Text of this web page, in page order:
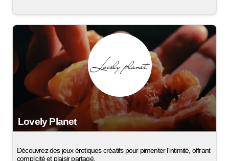
Lovely Planet
Découvrez des jeux érotiques créatifs pour pimenter l'intimité, offrant
complicité et plaisir partagé.